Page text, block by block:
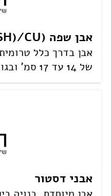
אבן שפה (KERBSTONE(ENGLISH)/CU
אבן בדרך כלל
של 14 עד 17 סמ' ובגובה של 25 סמ'.
אבני דסטור